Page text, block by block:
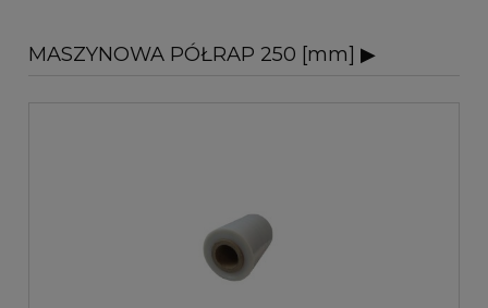
MASZYNOWA PÓŁRAP 250 [mm] ▶